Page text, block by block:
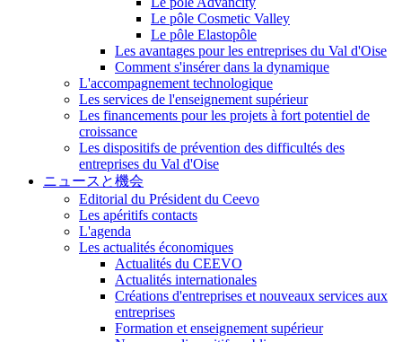
Le pôle Cosmetic Valley
Le pôle Elastopôle
Les avantages pour les entreprises du Val d'Oise
Comment s'insérer dans la dynamique
L'accompagnement technologique
Les services de l'enseignement supérieur
Les financements pour les projets à fort potentiel de
croissance
Les dispositifs de prévention des difficultés des
entreprises du Val d'Oise
ニュースと機会
Editorial du Président du Ceevo
Les apéritifs contacts
L'agenda
Les actualités économiques
Actualités du CEEVO
Actualités internationales
Créations d'entreprises et nouveaux services aux
entreprises
Formation et enseignement supérieur